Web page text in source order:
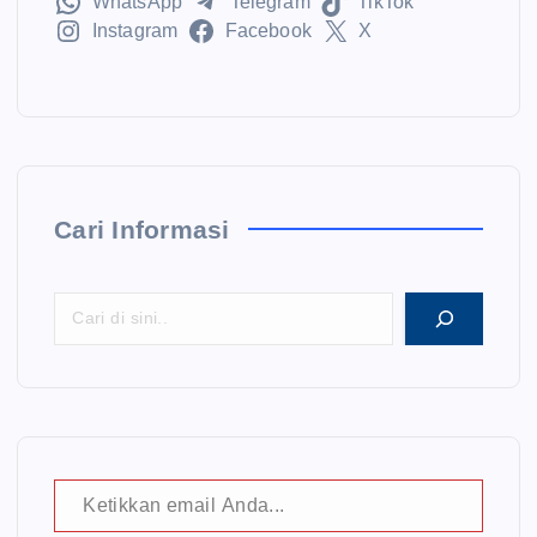
s
Instagram
Facebook X
Cari Informasi
Ketikkan email Anda...